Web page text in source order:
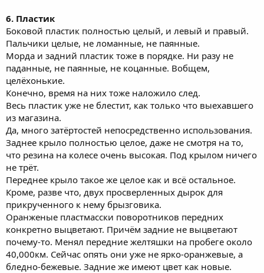
6. Пластик
Боковой пластик полностью целый, и левый и правый.
Пальчики целые, не ломанные, не паянные.
Морда и задний пластик тоже в порядке. Ни разу не
паданные, не паянные, не коцанные. Вобщем,
целёхонькие.
Конечно, время на них тоже наложило след.
Весь пластик уже не блестит, как только что выехавшего
из магазина.
Да, много затёртостей непосредственно использования.
Заднее крыло полностью целое, даже не смотря на то,
что резина на колесе очень высокая. Под крылом ничего
не трёт.
Переднее крыло такое же целое как и всё остальное.
Кроме, разве что, двух просверленных дырок для
прикрученного к нему брызговика.
Оранженые пластмасски поворотников передних
конкретно выцветают. Причём задние не выцветают
почему-то. Менял передние желтяшки на пробеге около
40,000км. Сейчас опять они уже не ярко-оранжевые, а
бледно-бежевые. Задние же имеют цвет как новые.